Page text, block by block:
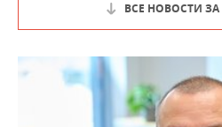
ВСЕ НОВОСТИ